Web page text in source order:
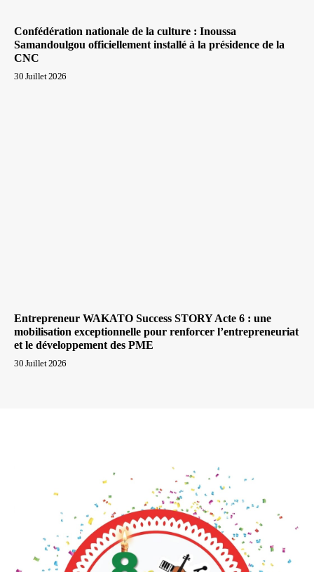
Confédération nationale de la culture : Inoussa
Samandoulgou officiellement installé à la présidence de la
CNC
30 Juillet 2026
Entrepreneur WAKATO Success STORY Acte 6 : une
mobilisation exceptionnelle pour renforcer l’entrepreneuriat
et le développement des PME
30 Juillet 2026